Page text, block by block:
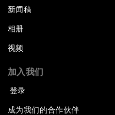
新闻稿
相册
视频
加入我们
登录
成为我们的合作伙伴